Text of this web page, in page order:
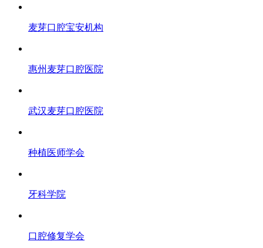
麦芽口腔宝安机构
惠州麦芽口腔医院
武汉麦芽口腔医院
种植医师学会
牙科学院
口腔修复学会